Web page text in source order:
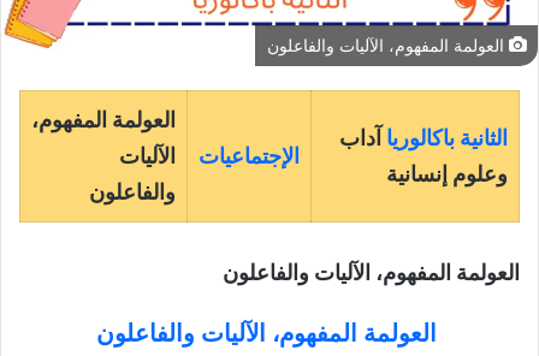
العولمة المفهوم، الآليات والفاعلون
الثانية باكالوريا آداب
وعلوم إنسانية
الإجتماعيات
العولمة المفهوم،
الآليات
والفاعلون
العولمة المفهوم، الآليات والفاعلون
العولمة المفهوم، الآليات والفاعلون